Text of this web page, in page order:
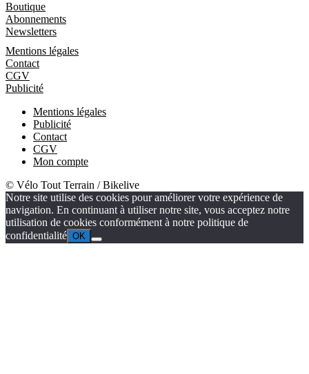
Boutique
Abonnements
Newsletters
Mentions légales
Contact
CGV
Publicité
Mentions légales
Publicité
Contact
CGV
Mon compte
© Vélo Tout Terrain / Bikelive
Notre site utilise des cookies pour améliorer votre expérience de
navigation. En continuant à utiliser notre site, vous acceptez notre
utilisation de cookies conformément à notre politique de
confidentialité OK